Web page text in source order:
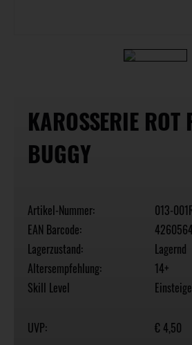
KAROSSERIE ROT
BUGGY
Artikel-Nummer:
013-
EAN Barcode:
Lagerzustand:
Lagernd
Altersempfehlung:
14+
Skill Level
UVP: € 4,50